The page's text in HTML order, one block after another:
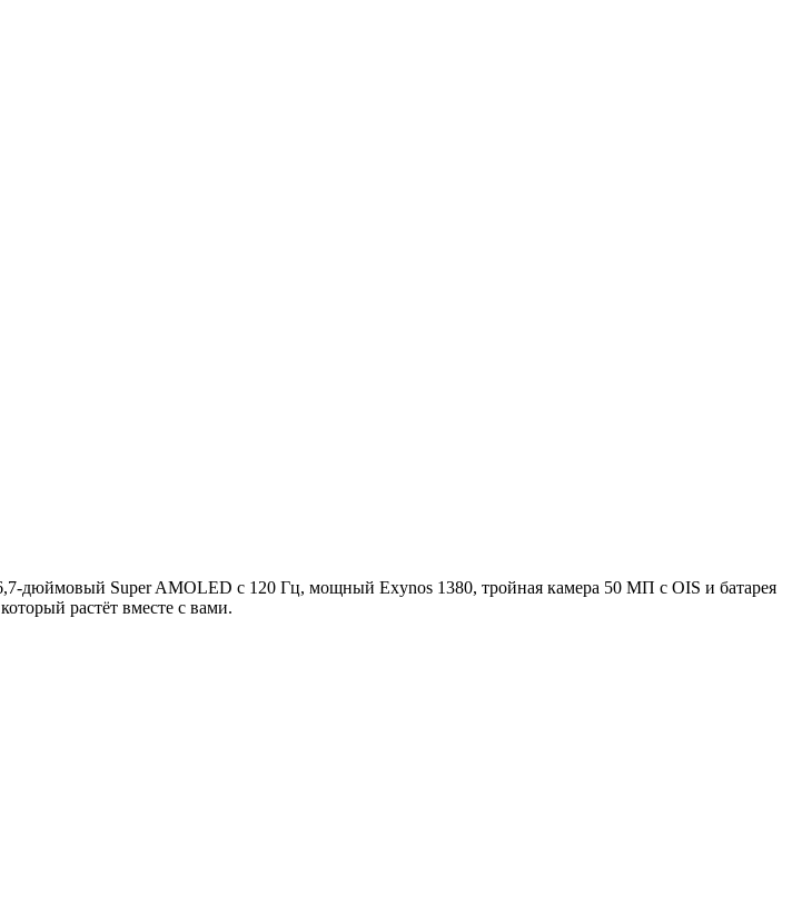
дюймовый Super AMOLED с 120 Гц, мощный Exynos 1380, тройная камера 50 МП с OIS и батарея
растёт вместе с вами.